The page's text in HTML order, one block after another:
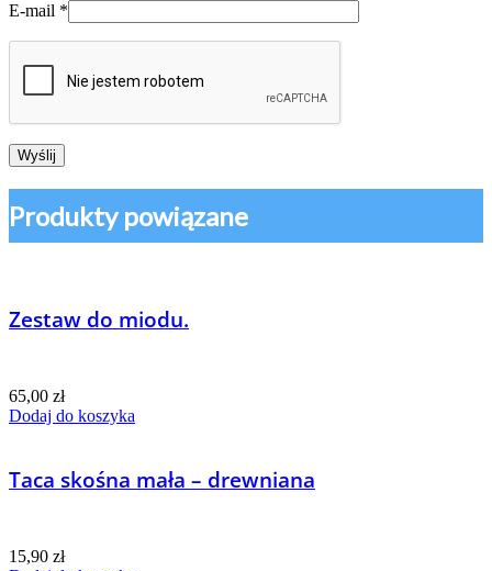
E-mail *
Produkty powiązane
Zestaw do miodu.
65,00 zł
Dodaj do koszyka
Taca skośna mała – drewniana
15,90 zł